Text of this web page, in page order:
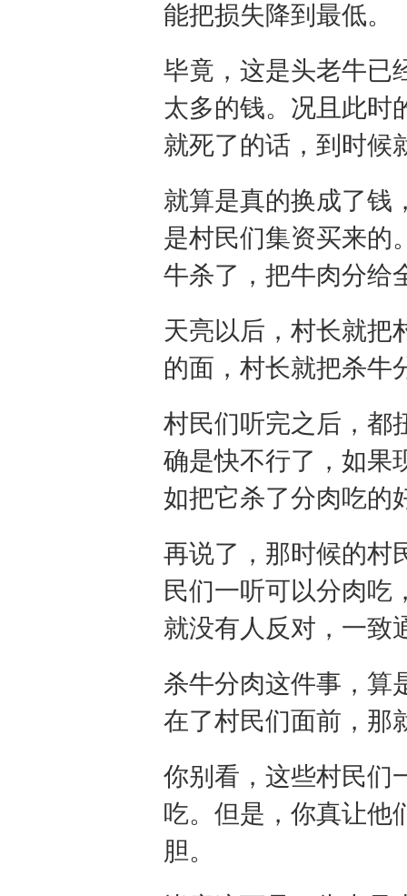
能把损失降到最低。
毕竟，这是头老牛已
太多的钱。况且此时
就死了的话，到时候
就算是真的换成了钱
是村民们集资买来的
牛杀了，把牛肉分给
天亮以后，村长就把
的面，村长就把杀牛
村民们听完之后，都
确是快不行了，如果
如把它杀了分肉吃的
再说了，那时候的村
民们一听可以分肉吃
就没有人反对，一致
杀牛分肉这件事，算
在了村民们面前，那
你别看，这些村民们
吃。但是，你真让他
胆。